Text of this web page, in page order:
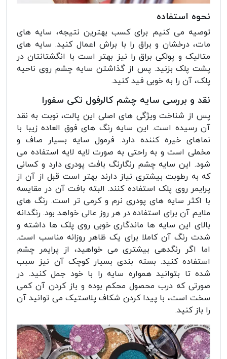
نحوه استفاده
توصیه می کنیم برای کسب بهترین نتیجه، سایه های
مات، درخشان و براق را با براش اعمال کنید. سایه های
متالیک و پولکی براق را نیز بهتر است با انگشتانتان در
پشت پلک بزنید. پس از گذاشتن سایه چشم روی ناحیه
پلک، آن را به خوبی فید کنید.
نقد و بررسی سایه چشم کالرفول تکی سفورا
پس از شناخت ویژگی های اصلی این پالت، نوبت به نقد
آن رسیده است. این سایه رنگ های فوق العاده زیبا با
نماهای خیره کننده دارد. فرمول سایه بسیار صاف و
مخملی است و به راحتی به صورت لایه لایه استفاده می
شود. این سایه چشم رنگارنگ بافت پودری دارد و کسانی
که به رطوبت بیشتری نیاز دارند بهتر است قبل از آن از
پرایمر روی پلک استفاده کنند. البته بافت آن در مقایسه
با اکثر سایه های پودری نرم و کرمی تر است. رنگ های
ملایم آن برای استفاده در هر روز عالی خواهد بود. رنگدانه
بالای این سایه ها ماندگاری خوبی روی پلک ها داشته و
شدت رنگ آن کاملا برای یک ظاهر روزانه مناسب است.
اما اگر رنگدهی بیشتری می خواهید، از پرایمر چشم
استفاده کنید. بسته بندی بسیار کوچک آن نیز سبب
شده تا بتوانید همواره سایه را با خود جمل کنید. در
صورتی که درب محصول محکم بوده و باز کردن آن کمی
سخت است، با پیدا کردن شکاف پلاستیک می توانید آن
را باز کنید.